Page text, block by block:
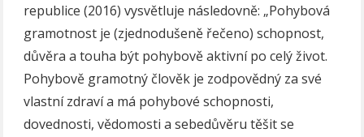
republice (2016) vysvětluje následovně: „Pohybová
gramotnost je (zjednodušeně řečeno) schopnost,
důvěra a touha být pohybově aktivní po celý život.
Pohybově gramotný člověk je zodpovědný za své
vlastní zdraví a má pohybové schopnosti,
dovednosti, vědomosti a sebedůvěru těšit se